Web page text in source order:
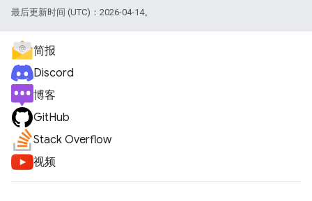
最后更新时间 (UTC)：2026-04-14。
简报
Discord
博客
GitHub
Stack Overflow
视频